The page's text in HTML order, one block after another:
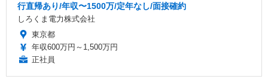
行直帰あり/年収〜1500万/定年なし/面接確約
しろくま電力株式会社
東京都
年収600万円～1,500万円
正社員